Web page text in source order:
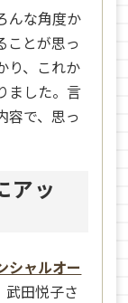
んな角度か
ことが思っ
り、これか
ました。言
容で、思っ
アッ
シャルオー
武田悦子さ